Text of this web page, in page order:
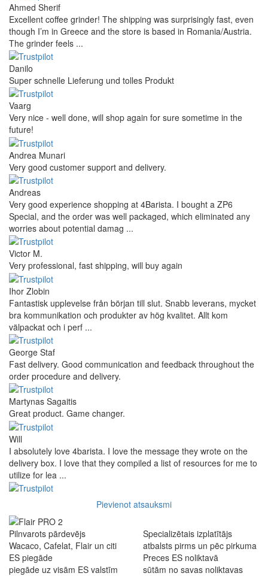
Ahmed Sherif
Excellent coffee grinder! The shipping was surprisingly fast, even
though I’m in Greece and the store is based in Romania/Austria.
The grinder feels ...
Danilo
Super schnelle Lieferung und tolles Produkt
Vaarg
Very nice - well done, will shop again for sure sometime in the
future!
Andrea Munari
Very good customer support and delivery.
Andreas
Very good experience shopping at 4Barista. I bought a ZP6
Special, and the order was well packaged, which eliminated any
worries about potential damag ...
Victor M.
Very professional, fast shipping, will buy again
Ihor Zlobin
Fantastisk upplevelse från början till slut. Snabb leverans, mycket
bra kommunikation och produkter av hög kvalitet. Allt kom
välpackat och i perf ...
George Staf
Fast delivery. Good communication and feedback throughout the
order procedure and delivery.
Martynas Sagaitis
Great product. Game changer.
Will
I absolutely love 4barista. I love the message they wrote on the
delivery box. I love that they compiled a list of resources for me to
utilize for lea ...
Pievienot atsauksmi
Pilnvarots pārdevējs
Wacaco, Cafelat, Flair un citi
Specializētais izplatītājs
atbalsts pirms un pēc pirkuma
ES piegāde
piegāde uz visām ES valstīm
Preces ES noliktavā
sūtām no savas noliktavas